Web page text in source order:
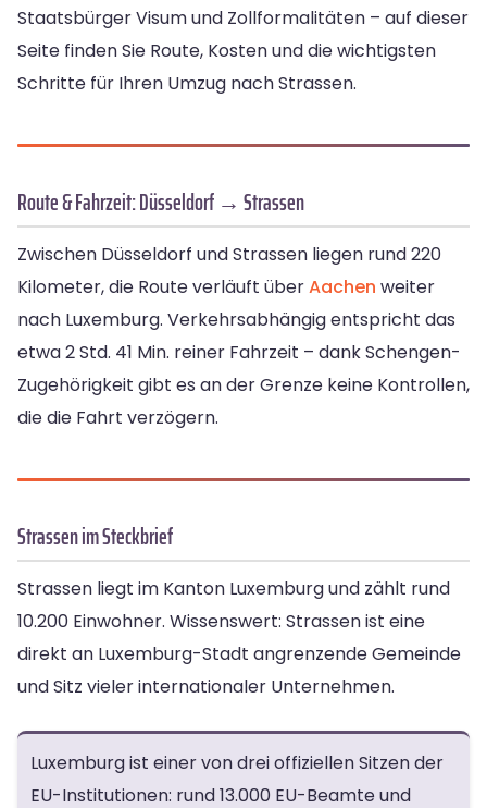
Staatsbürger Visum und Zollformalitäten – auf dieser
Seite finden Sie Route, Kosten und die wichtigsten
Schritte für Ihren Umzug nach Strassen.
Route & Fahrzeit: Düsseldorf → Strassen
Zwischen Düsseldorf und Strassen liegen rund 220
Kilometer, die Route verläuft überAachen weiter
nach Luxemburg. Verkehrsabhängig entspricht das
etwa 2 Std. 41 Min. reiner Fahrzeit – dank Schengen-
Zugehörigkeit gibt es an der Grenze keine Kontrollen,
die die Fahrt verzögern.
Strassen im Steckbrief
Strassen liegt im Kanton Luxemburg und zählt rund
10.200 Einwohner. Wissenswert: Strassen ist eine
direkt an Luxemburg-Stadt angrenzende Gemeinde
und Sitz vieler internationaler Unternehmen.
Luxemburg ist einer von drei offiziellen Sitzen der
EU-Institutionen: rund 13.000 EU-Beamte und